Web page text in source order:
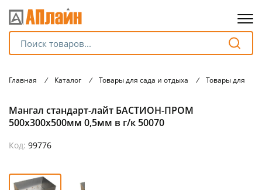
Главная / Каталог / Товары для сада и отдыха / Товары для
Мангал стандарт-лайт БАСТИОН-ПРОМ
500х300х500мм 0,5мм в г/к 50070
Код: 99776
оплатуна части
График платежей